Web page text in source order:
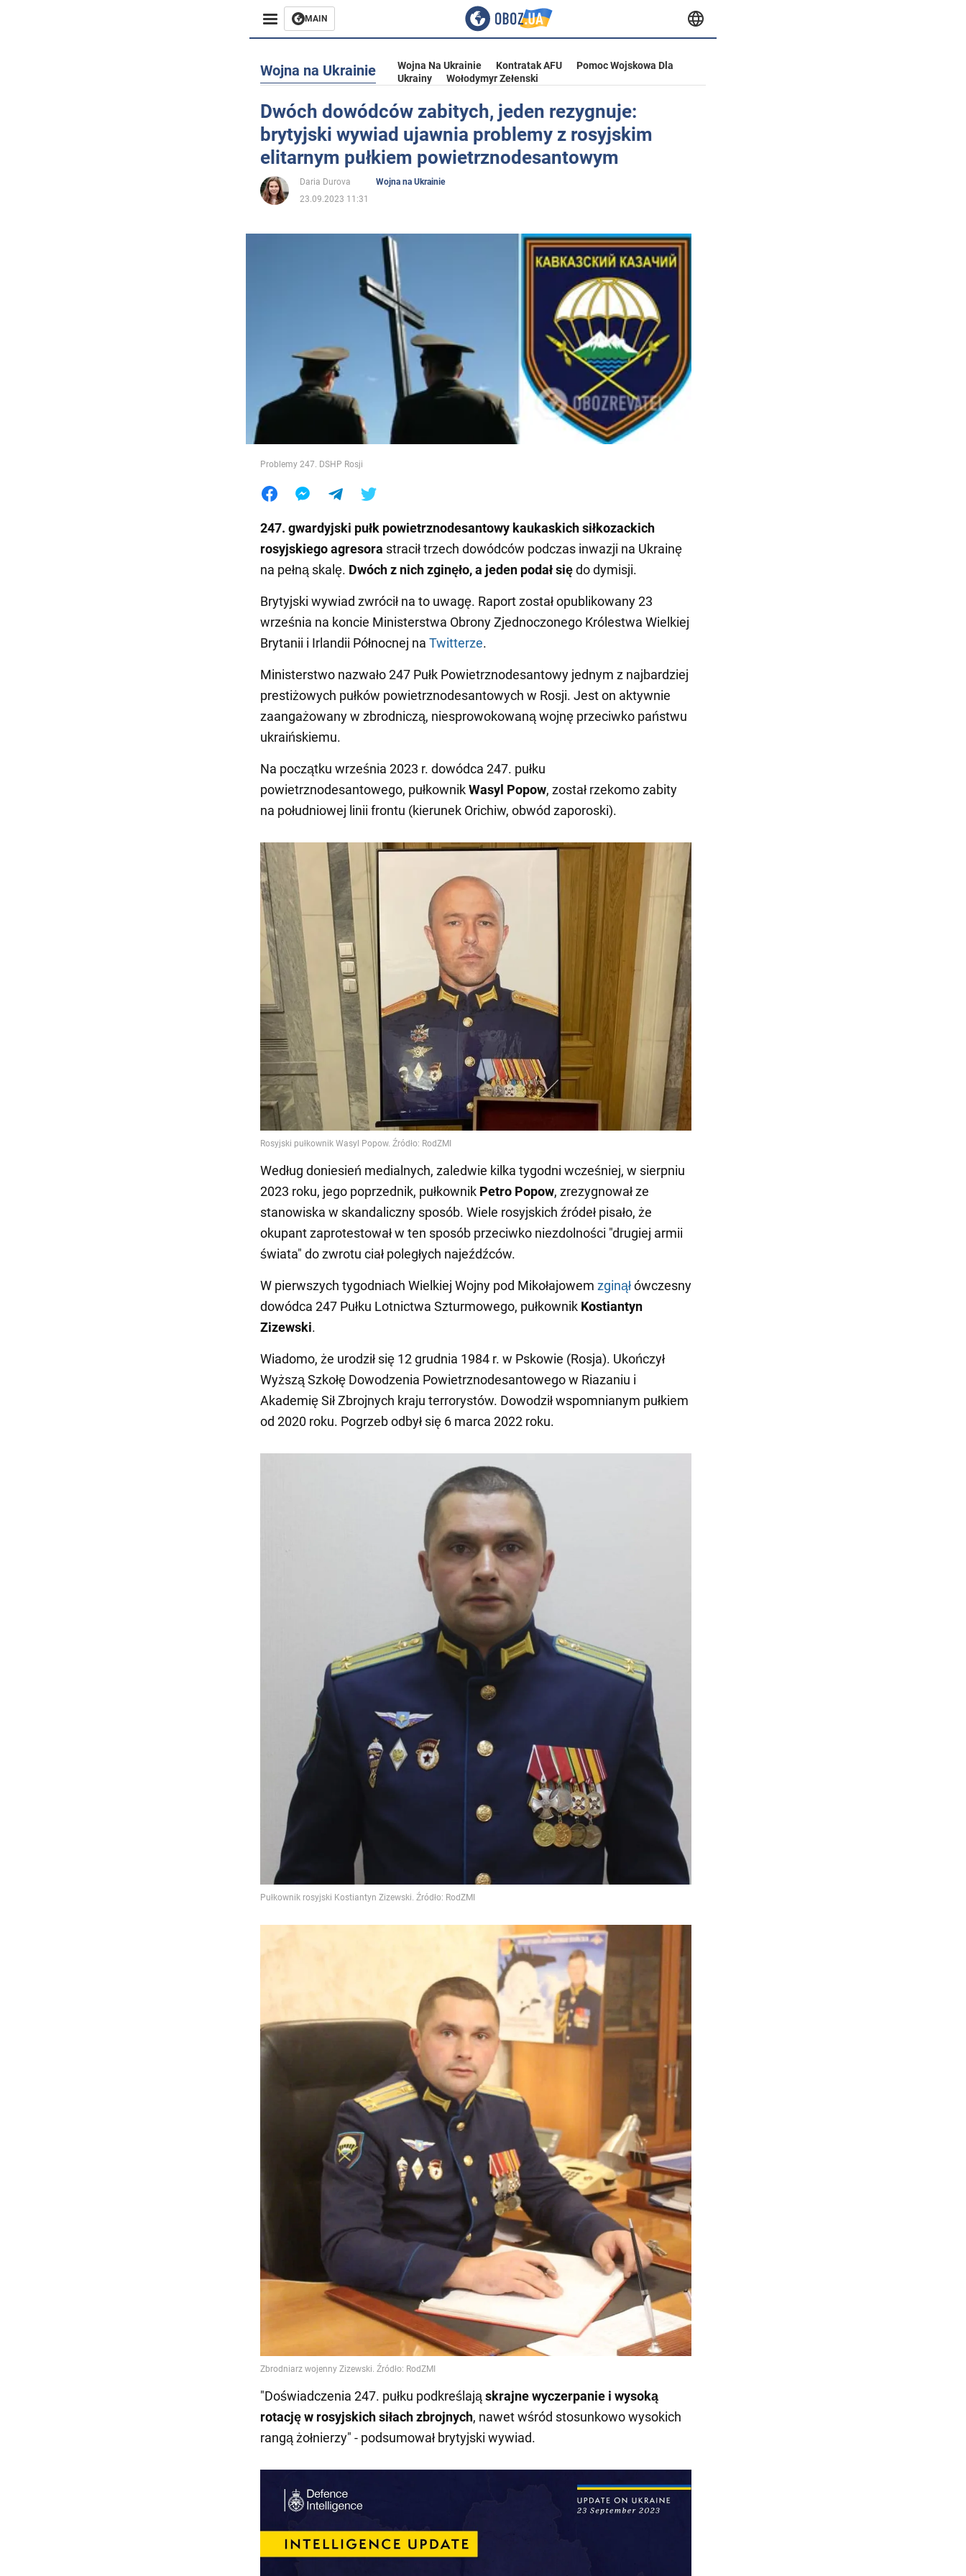
MAIN
Rozrywka
Życie
Polityka
Społeczeństwo
Wojna na Ukrainie
Wojna na Ukrainie Wojna Na Ukrainie Kontratak AFU
Pomoc Wojskowa Dla
Ukrainy
Wołodymyr Zełenski
Dwóch dowódców zabitych, jeden rezygnuje:
brytyjski wywiad ujawnia problemy z rosyjskim
elitarnym pułkiem powietrznodesantowym
Daria Durova
Wojna na Ukrainie
23.09.2023 11:31
Problemy 247. DSHP Rosji
247. gwardyjski pułk powietrznodesantowy kaukaskichsiłkozackich
rosyjskiego agresora stracił trzech dowódców podczas inwazji na Ukrainę
na pełną skalę. Dwóch z nich zginęło, a jeden podał siędo dymisji.
Brytyjski wywiad zwrócił na to uwagę. Raport został opublikowany 23
września na koncie Ministerstwa Obrony Zjednoczonego Królestwa Wielkiej
Brytanii i Irlandii Północnej na Twitterze.
Ministerstwo nazwało 247 Pułk Powietrznodesantowy jednym z najbardziej
prestiżowych pułków powietrznodesantowych w Rosji. Jest on aktywnie
zaangażowany w zbrodniczą, niesprowokowaną wojnę przeciwko państwu
ukraińskiemu.
Na początku września 2023 r. dowódca 247. pułku
powietrznodesantowego, pułkownikWasyl Popow, został rzekomo zabity
na południowej linii frontu (kierunek Orichiw, obwód zaporoski).
Według doniesień medialnych, zaledwie kilka tygodni wcześniej, w sierpniu
2023 roku, jego poprzednik, pułkownik Petro Popow, zrezygnował ze
stanowiska w skandaliczny sposób. Wiele rosyjskich źródeł pisało, że
okupant zaprotestował w ten sposób przeciwko niezdolności "drugiej armii
świata" do zwrotu ciał poległych najeźdźców.
W pierwszych tygodniach Wielkiej Wojny pod Mikołajowem zginąłówczesny
dowódca 247 Pułku Lotnictwa Szturmowego, pułkownik Kostiantyn
Zizewski.
Wiadomo, że urodził się 12 grudnia 1984 r. w Pskowie (Rosja). Ukończył
Wyższą Szkołę Dowodzenia Powietrznodesantowego w Riazaniu i
Akademię Sił Zbrojnych kraju terrorystów. Dowodził wspomnianym pułkiem
od 2020 roku. Pogrzeb odbył się 6 marca 2022 roku.
"Doświadczenia 247. pułku podkreślająskrajne wyczerpanie i wysoką
rotację w rosyjskich siłach zbrojnych, nawet wśród stosunkowo wysokich
rangą żołnierzy" - podsumował brytyjski wywiad.